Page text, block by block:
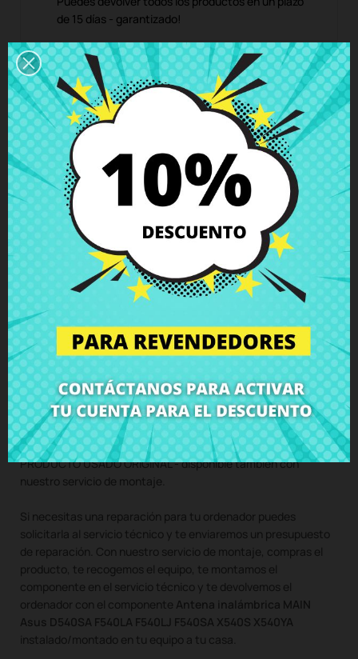
de 15 días - garantizado!
Descripción
Detalles del producto
Grados
Comentarios
Antena inalámbrica MAIN Asus
D540SA F540LA F540LJ F540SA
X540S X540YA
CompraAntena inalámbrica MAIN Asus D540SA F540LA
F540LJ F540SA X540S X540YAal mejor precio en CRParts -
PRODUCTO USADO ORIGINAL - disponible también con
nuestro servicio de montaje.
Si necesitas una reparación para tu ordenador puedes
solicitarla al servicio técnico y te enviaremos un presupuesto
de reparación. Con nuestro servicio de montaje, compras el
producto, te recogemos el equipo, te montamos el
componente en el servicio técnico y te devolvemos el
ordenador con el componente Antena inalámbrica MAIN
Asus D540SA F540LA F540LJ F540SA X540S X540YA
instalado/montado en tu equipo a tu casa.